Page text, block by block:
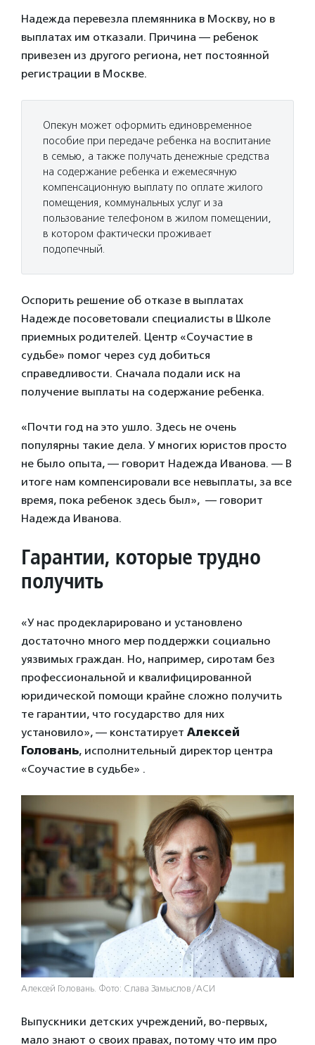
Надежда перевезла племянника в Москву, но в
выплатах им отказали. Причина — ребенок
привезен из другого региона, нет постоянной
регистрации в Москве.
Опекун может оформить единовременное
пособие при передаче ребенка на воспитание
в семью, а также получать денежные средства
на содержание ребенка и ежемесячную
компенсационную выплату по оплате жилого
помещения, коммунальных услуг и за
пользование телефоном в жилом помещении,
в котором фактически проживает
подопечный.
Оспорить решение об отказе в выплатах
Надежде посоветовали специалисты в Школе
приемных родителей. Центр «Соучастие в
судьбе» помог через суд добиться
справедливости. Сначала подали иск на
получение выплаты на содержание ребенка.
«Почти год на это ушло. Здесь не очень
популярны такие дела. У многих юристов просто
не было опыта, — говорит Надежда Иванова. — В
итоге нам компенсировали все невыплаты, за все
время, пока ребенок здесь был», — говорит
Надежда Иванова.
Гарантии, которые трудно
получить
«У нас продекларировано и установлено
достаточно много мер поддержки социально
уязвимых граждан. Но, например, сиротам без
профессиональной и квалифицированной
юридической помощи крайне сложно получить
те гарантии, что государство для них
установило», — констатирует Алексей
Головань, исполнительный директор центра
«Соучастие в судьбе» .
Алексей Головань. Фото: Слава Замыслов/АСИ
Выпускники детских учреждений, во-первых,
мало знают о своих правах, потому что им про